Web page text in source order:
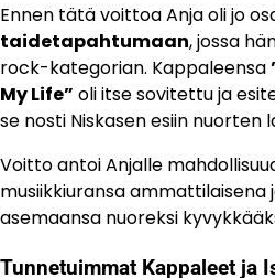
Ennen tätä voittoa Anja oli jo
taidetapahtumaan, jossa
rock-kategorian. Kappaleensa
My Life” oli itse sovitettu ja
se nosti Niskasen esiin nuorten
Voitto antoi Anjalle
musiikkiuransa ammattilaisena
asemaansa nuoreksi
Tunnetuimmat Kappaleet ja